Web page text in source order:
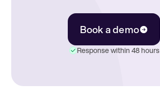
Book a demo
Response within 48 hours